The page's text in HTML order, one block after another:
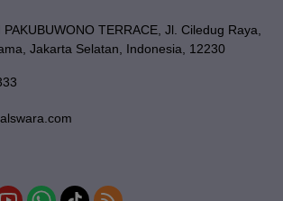
PAKUBUWONO TERRACE, Jl. Ciledug Raya,
Jakarta Selatan, Indonesia, 12230